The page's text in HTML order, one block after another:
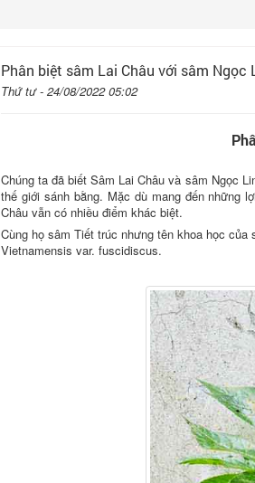
Phân biệt sâm Lai Châu với sâm Ngọc
Thứ tư - 24/08/2022 05:02
Chúng ta đã biết Sâm Lai Châu và sâm Ngọc
thế giới sánh bằng. Mặc dù mang đến những
Châu vẫn có nhiều điểm khác biệt.
Cùng họ sâm Tiết trúc nhưng tên khoa học
Vietnamensis var. fuscidiscus.